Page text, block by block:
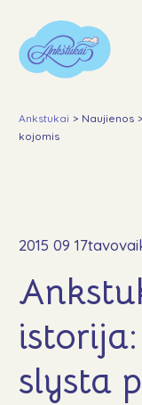
Ankstukai > Naujienos >
kojomis
2015 09 17
slysta